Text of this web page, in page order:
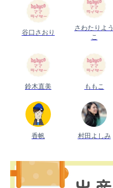
谷口さおり
さわたりよう
こ
鈴木直美 ももこ
香帆 村田よしみ